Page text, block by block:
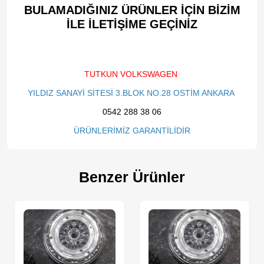
BULAMADIĞINIZ ÜRÜNLER İÇİN BİZİM
İLE İLETİŞİME GEÇİNİZ​
TUTKUN VOLKSWAGEN
YILDIZ SANAYİ SİTESİ 3.BLOK NO.28 OSTİM ANKARA
0542 288 38 06
ÜRÜNLERİMİZ GARANTİLİDİR
Benzer Ürünler